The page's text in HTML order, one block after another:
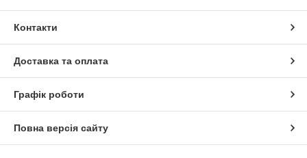
Контакти
Доставка та оплата
Графік роботи
Повна версія сайту